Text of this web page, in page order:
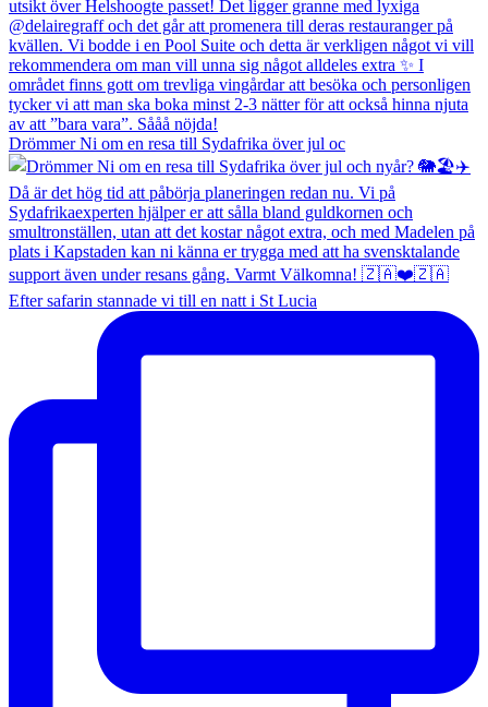
Drömmer Ni om en resa till Sydafrika över jul oc
Efter safarin stannade vi till en natt i St Lucia